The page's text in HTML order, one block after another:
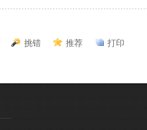
挑错 推荐 打印